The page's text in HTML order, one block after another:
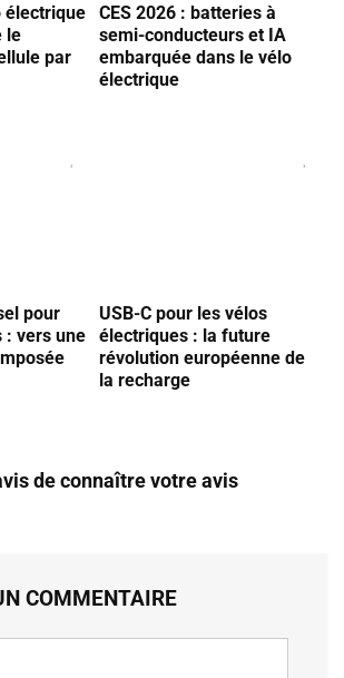
électrique
le
par
CES 2026 : batteries à
semi-conducteurs et IA
embarquée dans le vélo
électrique
pour
: vers une
USB-C pour les vélos
électriques : la future
révolution européenne de
la recharge
de connaître votre avis
COMMENTAIRE